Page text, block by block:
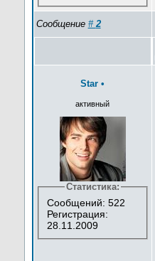
Сообщение #2
Star •
активный
Статистика:
Сообщений: 522
Регистрация:
28.11.2009